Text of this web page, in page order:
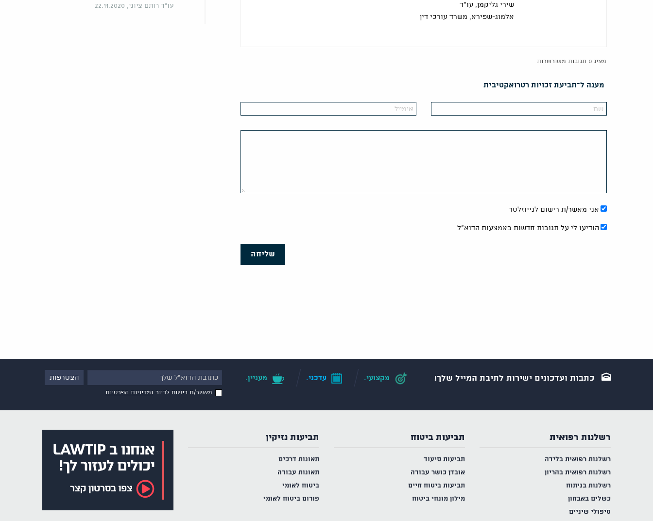
שירי גליקמן, עו"ד
אלמוג-שפירא, משרד עורכי דין
מציג 0 תגובות משורשרות
מענה ל־תביעת זכויות רטרואקטיבית
אני מאשר/ת רישום לנייוזלטר
הודיעו לי על תגובות חדשות באמצעות הדוא"ל
שליחה
עו"ד רותם ציוני, 22.11.2020
כתבות ועדכונים ישירות לתיבת המייל שלך! מקצועי. עדכני. מעניין.
מאשר/ת רישום לדיור ומדיניות הפרטיות
רשלנות רפואית
רשלנות רפואית בלידה
רשלנות רפואית בהריון
רשלנות בניתוח
כשלים באבחון
טיפולי שיניים
תביעות ביטוח
תביעות סיעוד
אובדן כושר עבודה
תביעות ביטוח חיים
מילון מונחי ביטוח
תביעות נזיקין
תאונות דרכים
תאונות עבודה
ביטוח לאומי
פורום ביטוח לאומי